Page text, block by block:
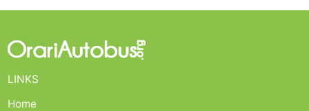
LINKS
Home